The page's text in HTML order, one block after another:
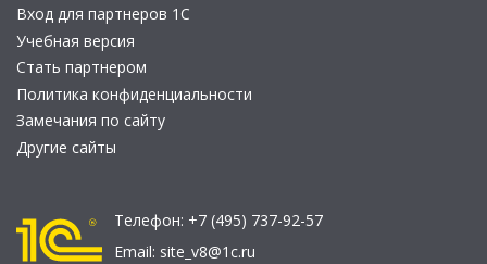
Вход для партнеров 1С
Учебная версия
Стать партнером
Политика конфиденциальности
Замечания по сайту
Другие сайты
Телефон: +7 (495) 737-92-57
Email: site_v8@1c.ru